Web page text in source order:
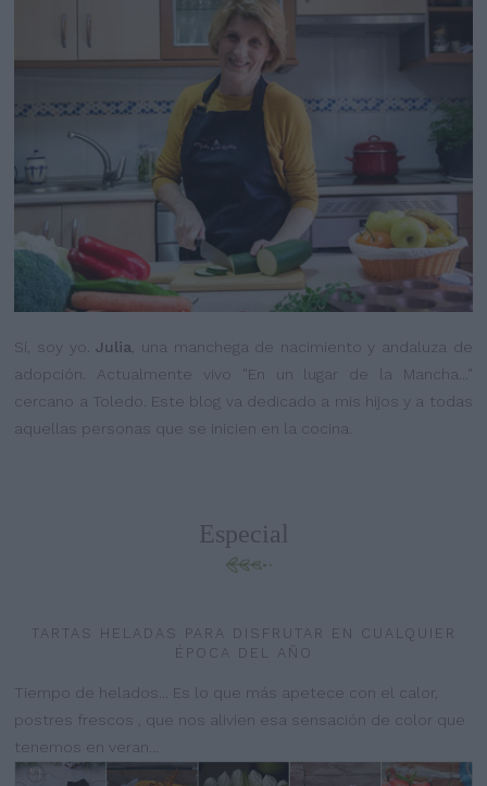
Sí, soy yo.Julia, una manchega de nacimiento y andaluza de
adopción. Actualmente vivo "En un lugar de la Mancha..."
cercano a Toledo. Este blog va dedicado a mis hijos y a todas
aquellas personas que se inicien en la cocina.
Especial
TARTAS HELADAS PARA DISFRUTAR EN CUALQUIER
ÉPOCA DEL AÑO
Tiempo de helados... Es lo que más apetece con el calor,
postres frescos , que nos alivien esa sensación de color que
tenemos en veran...